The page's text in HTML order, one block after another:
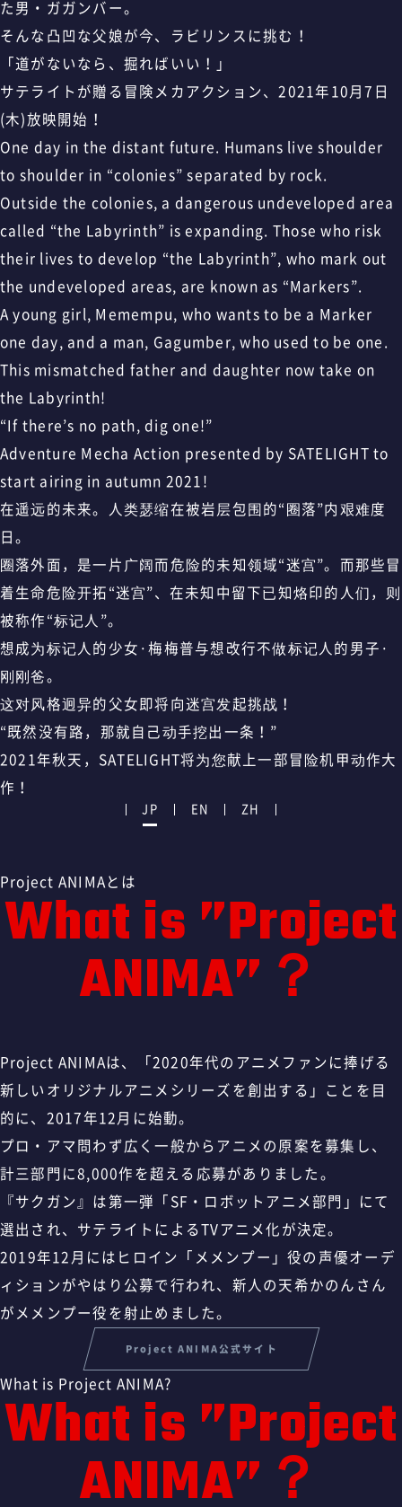
た男・ガガンバー。
そんな凸凹な父娘が今、ラビリンスに挑む！
「道がないなら、掘ればいい！」
サテライトが贈る冒険メカアクション、2021年10月7日
(木)放映開始！
One day in the distant future. Humans live shoulder
to shoulder in “colonies” separated by rock.
Outside the colonies, a dangerous undeveloped area
called “the Labyrinth” is expanding. Those who risk
their lives to develop “the Labyrinth”, who mark out
the undeveloped areas, are known as “Markers”.
A young girl, Memempu, who wants to be a Marker
one day, and a man, Gagumber, who used to be one.
This mismatched father and daughter now take on
the Labyrinth!
“If there’s no path, dig one!”
Adventure Mecha Action presented by SATELIGHT to
start airing in autumn 2021!
在遥远的未来。人类瑟缩在被岩层包围的“圈落”内艰难度
日。
圈落外面，是一片广阔而危险的未知领域“迷宫”。而那些冒
着生命危险开拓“迷宫”、在未知中留下已知烙印的人们，则
被称作“标记人”。
想成为标记人的少女·梅梅普与想改行不做标记人的男子·
刚刚爸。
这对风格迥异的父女即将向迷宫发起挑战！
“既然没有路，那就自己动手挖出一条！”
2021年秋天，SATELIGHT将为您献上一部冒险机甲动作大
作！
JP EN ZH
Project ANIMAとは
What is ”Project
ANIMA”？
Project ANIMAは、「2020年代のアニメファンに捧げる
新しいオリジナルアニメシリーズを創出する」ことを目
的に、2017年12月に始動。
プロ・アマ問わず広く一般からアニメの原案を募集し、
計三部門に8,000作を超える応募がありました。
『サクガン』は第一弾「SF・ロボットアニメ部門」にて
選出され、サテライトによるTVアニメ化が決定。
2019年12月にはヒロイン「メメンプー」役の声優オーデ
ィションがやはり公募で行われ、新人の天希かのんさん
がメメンプー役を射止めました。
Project ANIMA公式サイト
What is Project ANIMA?
What is ”Project
ANIMA”？